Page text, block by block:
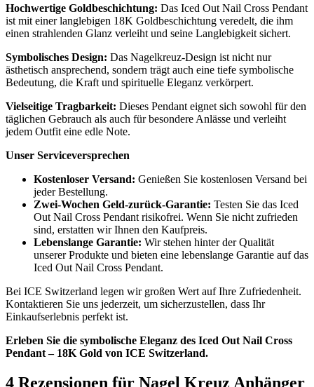
Hochwertige Goldbeschichtung: Das Iced Out Nail Cross Pendant
ist mit einer langlebigen 18K Goldbeschichtung veredelt, die ihm
einen strahlenden Glanz verleiht und seine Langlebigkeit sichert.
Symbolisches Design: Das Nagelkreuz-Design ist nicht nur
ästhetisch ansprechend, sondern trägt auch eine tiefe symbolische
Bedeutung, die Kraft und spirituelle Eleganz verkörpert.
Vielseitige Tragbarkeit: Dieses Pendant eignet sich sowohl für den
täglichen Gebrauch als auch für besondere Anlässe und verleiht
jedem Outfit eine edle Note.
Unser Serviceversprechen
Kostenloser Versand: Genießen Sie kostenlosen Versand bei
jeder Bestellung.
Zwei-Wochen Geld-zurück-Garantie: Testen Sie das Iced
Out Nail Cross Pendant risikofrei. Wenn Sie nicht zufrieden
sind, erstatten wir Ihnen den Kaufpreis.
Lebenslange Garantie: Wir stehen hinter der Qualität
unserer Produkte und bieten eine lebenslange Garantie auf das
Iced Out Nail Cross Pendant.
Bei ICE Switzerland legen wir großen Wert auf Ihre Zufriedenheit.
Kontaktieren Sie uns jederzeit, um sicherzustellen, dass Ihr
Einkaufserlebnis perfekt ist.
Erleben Sie die symbolische Eleganz des Iced Out Nail Cross
Pendant – 18K Gold von ICE Switzerland.
4 Rezensionen für Nagel Kreuz Anhänger